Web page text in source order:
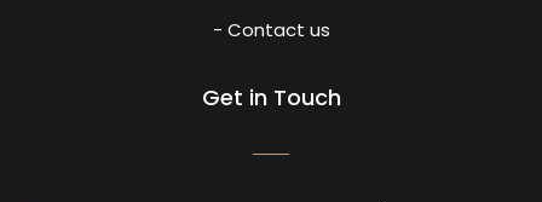
- Contact us
Get in Touch